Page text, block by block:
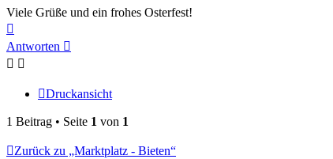
Viele Grüße und ein frohes Osterfest!
oben
Antworten
Druckansicht
1 Beitrag • Seite 1 von 1
Zurück zu „Marktplatz - Bieten“